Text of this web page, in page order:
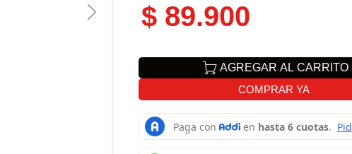
$ 89.900
AGREGAR AL CARRITO
COMPRAR YA